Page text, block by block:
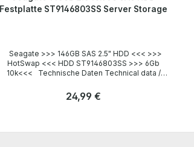
Festplatte ST9146803SS Server Storage
HotSwap <<< HDD ST9146803SS >>> 6Gb
10k<<< Technische Daten Technical data /
Corresponding P/N / Korrespondierende P/N
Interface / Schnittstelle SAS Trim yes / ja
Regulärer Preis:
24,99 €